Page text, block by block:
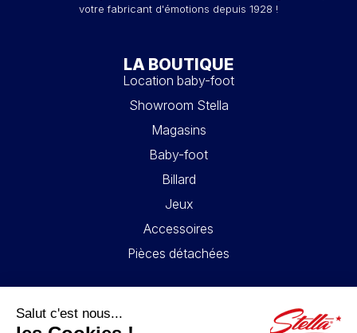
votre fabricant d'émotions depuis 1928 !
LA BOUTIQUE
Location baby-foot
Showroom Stella
Magasins
Baby-foot
Billard
Jeux
Accessoires
Pièces détachées